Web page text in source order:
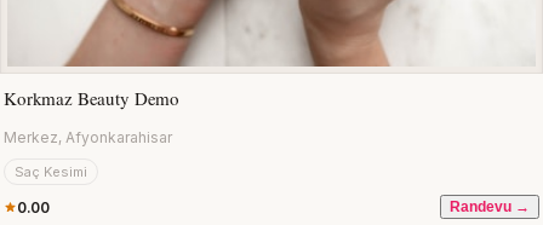
Korkmaz Beauty Demo
Merkez, Afyonkarahisar
Saç Kesimi
0.00 Randevu →